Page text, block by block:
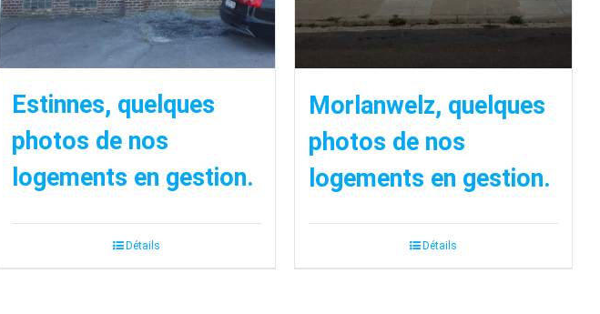
Estinnes, quelques
photos de nos
logements en gestion.
Détails
Morlanwelz, quelques
photos de nos
logements en gestion.
Détails